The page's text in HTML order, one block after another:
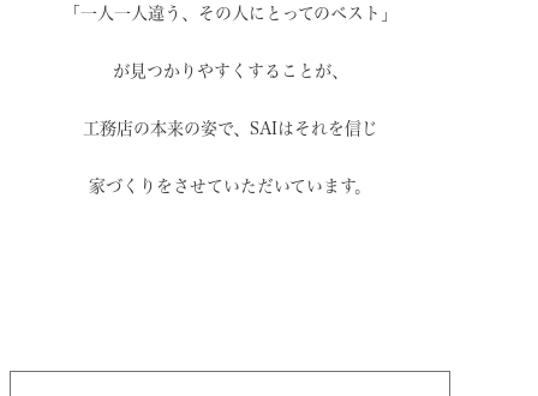
「一人一人違う、その人にとってのベスト」
が見つかりやすくすることが、
工務店の本来の姿で、 SAIはそれを信じ
家づくりをさせていただいています。